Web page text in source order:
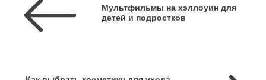
Мультфильмы на хэллоуин для
детей и подростков